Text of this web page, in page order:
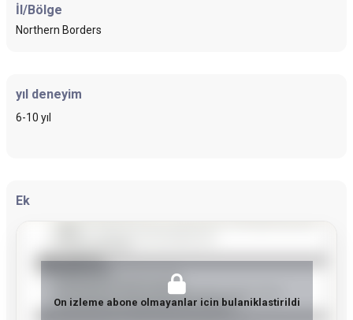
İl/Bölge
Northern Borders
yıl deneyim
6-10 yıl
Ek
On izleme abone olmayanlar icin bulaniklastirildi